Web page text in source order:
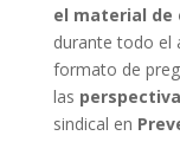
el material de
durante todo el
formato de
las
sindical en